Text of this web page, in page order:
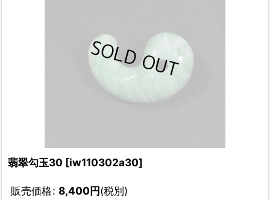
翡翠勾玉30 [iw110302a30]
販売価格: 8,400円(税別)